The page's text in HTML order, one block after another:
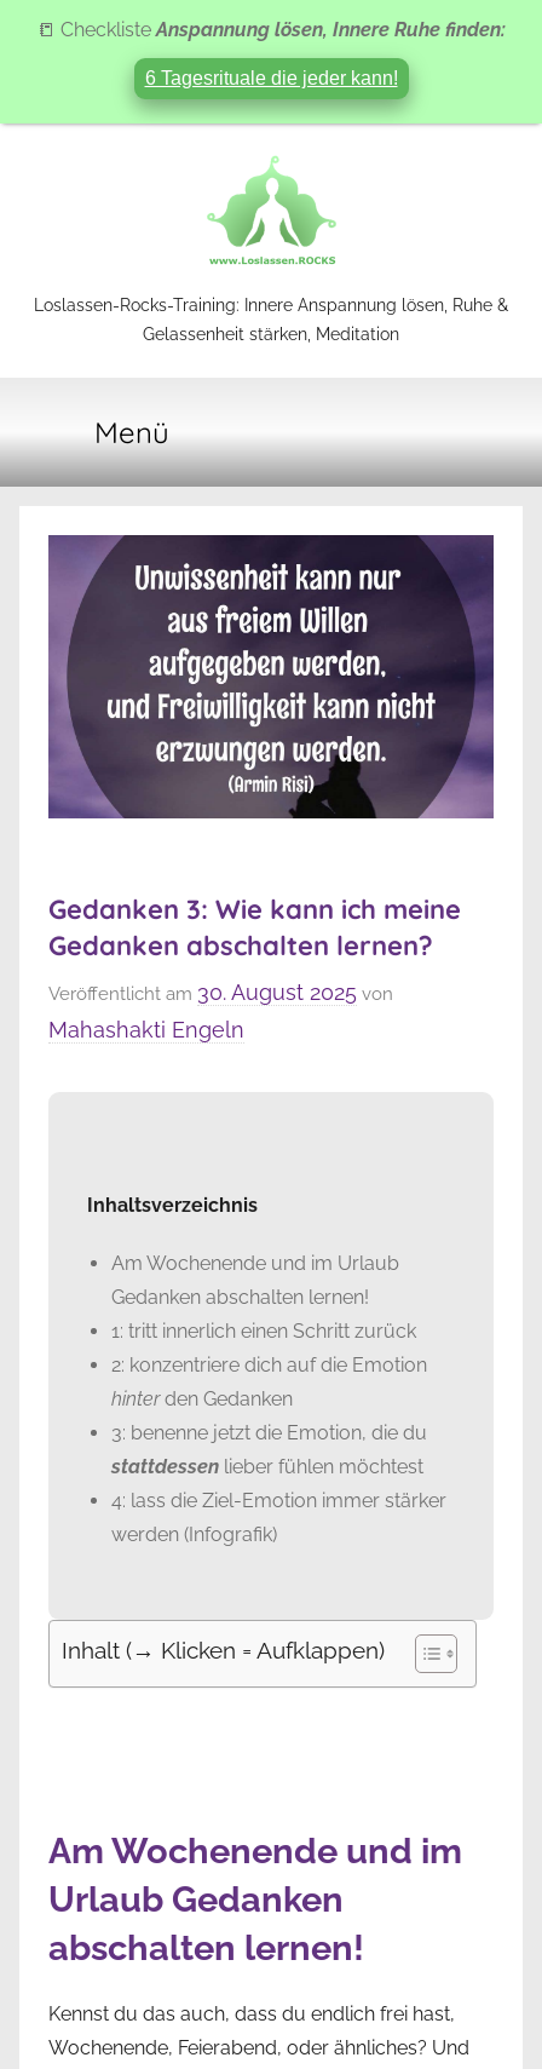
Loslassen-
Training
Loslassen-Rocks-Training: Innere Anspannung lösen, Ruhe &
Gelassenheit stärken, Meditation
Menü
Gedanken 3: Wie kann ich meine
Gedanken abschalten lernen?
Veröffentlicht am 30. August 2025 von
Mahashakti Engeln
Inhaltsverzeichnis
Am Wochenende und im Urlaub
Gedanken abschalten lernen!
1: tritt innerlich einen Schritt zurück
2: konzentriere dich auf die Emotion
hinterden Gedanken
3: benenne jetzt die Emotion, die du
stattdessen lieber fühlen möchtest
4: lass die Ziel-Emotion immer stärker
werden (Infografik)
Inhalt (→ Klicken = Aufklappen)
Am Wochenende und im
Urlaub Gedanken
abschalten lernen!
Kennst du das auch, dass du endlich frei hast,
Wochenende, Feierabend, oder ähnliches? Und
📒 ChecklisteAnspannung lösen, Innere Ruhe finden:
6 Tagesrituale die jeder kann!